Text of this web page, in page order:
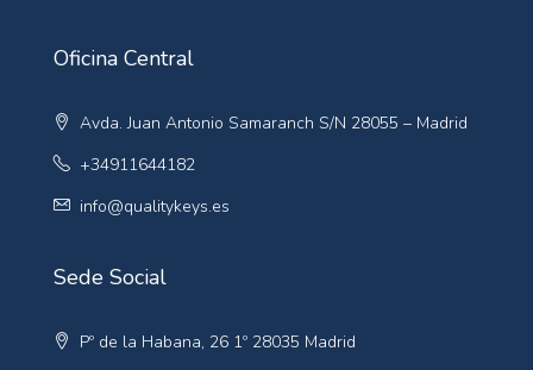
Oficina Central
Avda. Juan Antonio Samaranch S/N 28055 – Madrid
+34911644182
info@qualitykeys.es
Sede Social
Pº de la Habana, 26 1º 28035 Madrid